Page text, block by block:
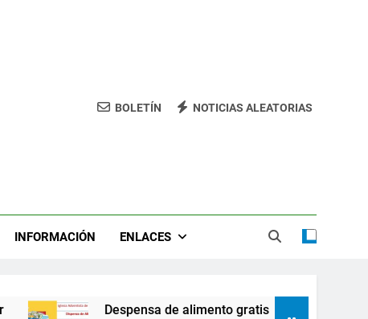
BOLETÍN NOTICIAS ALEATORIAS
INFORMACIÓN ENLACES
Despensa de alimento gratis